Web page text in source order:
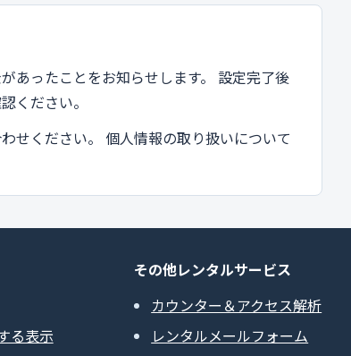
あったことをお知らせします。 設定完了後
ください。
せください。 個人情報の取り扱いについて
る表示
その他レンタルサービス
カウンター＆アクセス解析
レンタルメールフォーム